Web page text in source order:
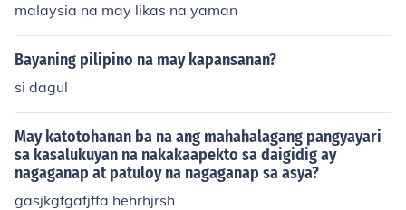
malaysia na may likas na yaman
Bayaning pilipino na may kapansanan?
si dagul
May katotohanan ba na ang mahahalagang pangyayari
sa kasalukuyan na nakakaapekto sa daigidig ay
nagaganap at patuloy na nagaganap sa asya?
gasjkgfgafjffa hehrhjrsh